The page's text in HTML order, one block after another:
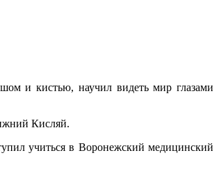
и кистью, научил видеть мир глазами
Кисляй.
учиться в Воронежский медицинский